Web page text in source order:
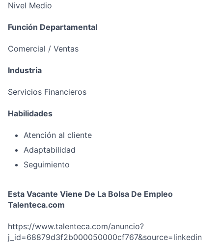
Nivel Medio
Función Departamental
Comercial / Ventas
Industria
Servicios Financieros
Habilidades
Atención al cliente
Adaptabilidad
Seguimiento
Esta Vacante Viene De La Bolsa De Empleo
Talenteca.com
https://www.talenteca.com/anuncio?
j_id=68879d3f2b000050000cf767&source=linkedin